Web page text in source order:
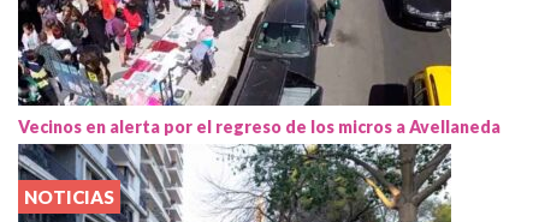
Vecinos en alerta por el regreso de los micros a Avellaneda
NOTICIAS